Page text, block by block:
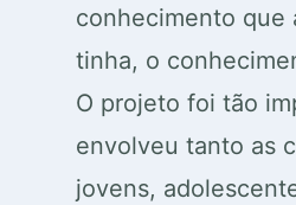
conhecimento que
tinha, o
O projeto foi tão
envolveu tanto as
jovens,